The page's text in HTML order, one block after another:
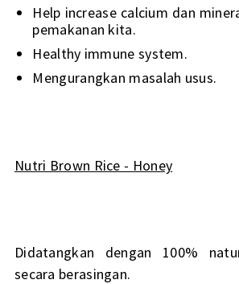
Help increase calcium dan
pemakanan kita.
Healthy immune system.
Mengurangkan masalah usus.
Nutri Brown Rice - Honey
Didatangkan dengan 100%
secara berasingan.